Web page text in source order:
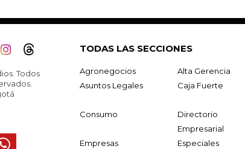
Todos
TODAS LAS SECCIONES
Agronegocios Alta Gerencia
Asuntos Legales
Caja Fuerte
Consumo
Directorio
Empresarial
Empresas Especiales